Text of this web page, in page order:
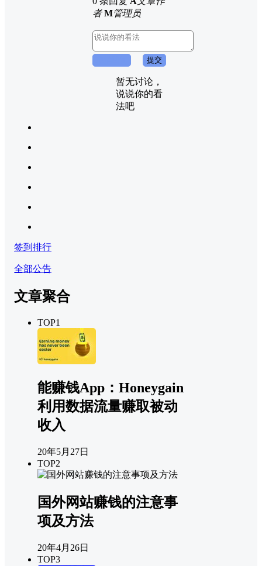
者 M管理员
提交
暂无讨论，
说说你的看
法吧
签到排行
全部公告
文章聚合
TOP1
能赚钱App：Honeygain
利用数据流量赚取被动
收入
20年5月27日
TOP2
国外网站赚钱的注意事
项及方法
20年4月26日
TOP3